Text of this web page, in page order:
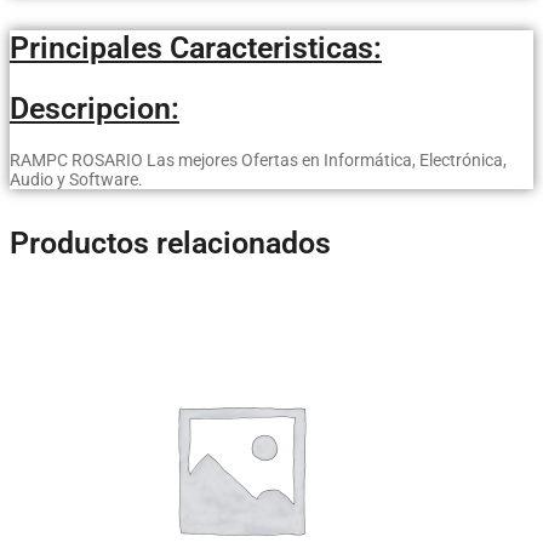
Principales Caracteristicas:
Descripcion:
RAMPC ROSARIO Las mejores Ofertas en Informática, Electrónica,
Audio y Software.
Productos relacionados